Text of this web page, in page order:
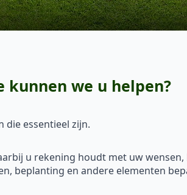
kunnen we u helpen?
die essentieel zijn.
u rekening houdt met uw
beplanting en andere elementen